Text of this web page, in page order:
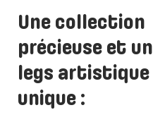
Une collection
précieuse et un
legs artistique
unique :